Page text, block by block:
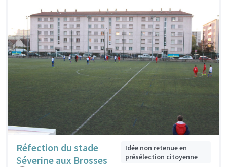
Réfection du stade
Séverine aux Brosses
Idée non retenue en
présélection citoyenne